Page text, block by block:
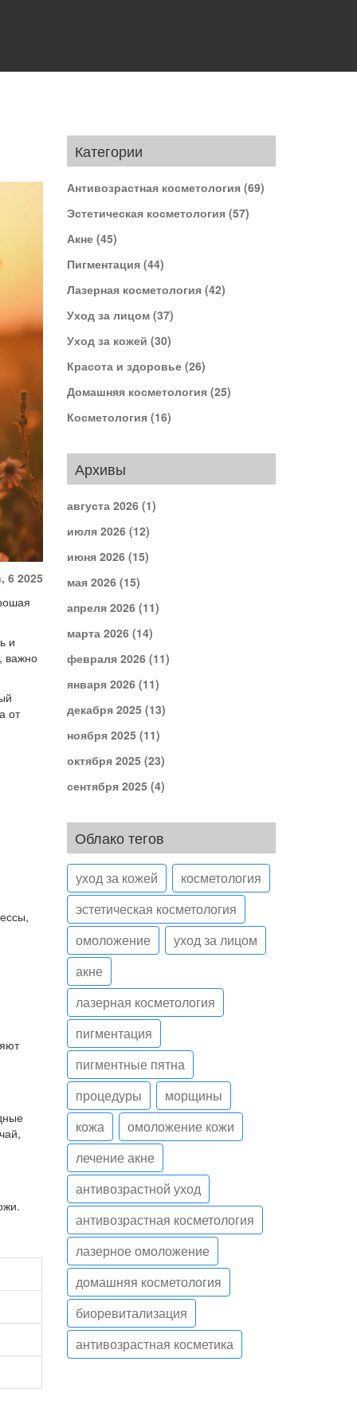
6 2025
и
важно
от
Категории
Антивозрастная косметология (69)
Эстетическая косметология (57)
Акне (45)
Пигментация (44)
Лазерная косметология (42)
Уход за лицом (37)
Уход за кожей (30)
Красота и здоровье (26)
Домашняя косметология (25)
Косметология (16)
Архивы
августа 2026 (1)
июля 2026 (12)
июня 2026 (15)
мая 2026 (15)
апреля 2026 (11)
марта 2026 (14)
февраля 2026 (11)
января 2026 (11)
декабря 2025 (13)
ноября 2025 (11)
октября 2025 (23)
сентября 2025 (4)
Облако тегов
уход за кожей
косметология
эстетическая косметология
омоложение
уход за лицом
акне
лазерная косметология
пигментация
пигментные пятна
процедуры
морщины
кожа
омоложение кожи
лечение акне
антивозрастной уход
антивозрастная косметология
лазерное омоложение
домашняя косметология
биоревитализация
антивозрастная косметика